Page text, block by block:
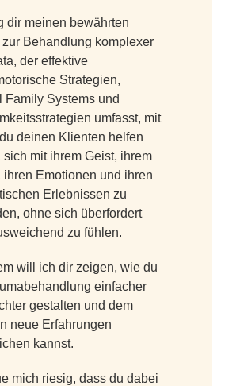
dir meinen bewährten
Behandlung komplexer
der effektive
Strategien,
Family Systems und
umfasst, mit
deinen Klienten helfen
sich mit ihrem Geist, ihrem
ihren Emotionen und ihren
Erlebnissen zu
ohne sich überfordert
zu fühlen.
will ich dir zeigen, wie du
einfacher
gestalten und dem
neue Erfahrungen
kannst.
mich riesig, dass du dabei